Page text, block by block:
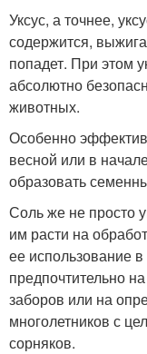
Уксус, а точнее,
содержится,
попадет. При этом
абсолютно
животных.
Особенно
весной или в
образовать
Соль же не просто
им расти на
ее использование
предпочтительно
заборов или на
многолетников с
сорняков.